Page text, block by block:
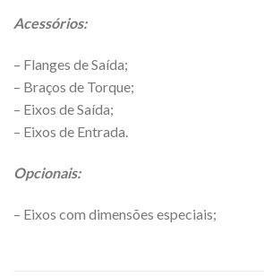
Acessórios:
– Flanges de Saída;
– Braços de Torque;
– Eixos de Saída;
– Eixos de Entrada.
Opcionais:
– Eixos com dimensões especiais;